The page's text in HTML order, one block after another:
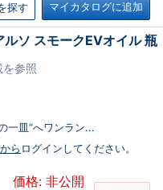
探す マイカタログに追加
ルソ スモークEVオイル 瓶
参照
一皿”へワンラン...
ら ログインしてください。
価格: 非公開